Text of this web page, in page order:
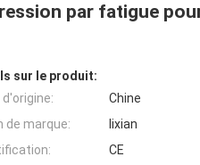
par fatigue
sur le produit:
d'origine:
Chine
de marque:
lixian
CE